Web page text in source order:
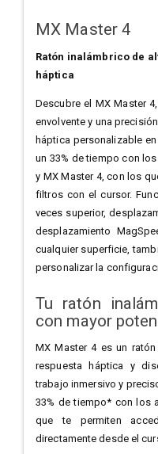
MX Master 4
Ratón inalámbrico de
háptica
Descubre el MX Master
envolvente y una
háptica personalizable
un 33% de tiempo con
y MX Master 4, con los
filtros con el cursor.
veces superior,
desplazamiento
cualquier superficie,
personalizar la
Tu ratón
con mayor
MX Master 4 es un
respuesta háptica y
trabajo inmersivo y
33% de tiempo* con los
que te permiten
directamente desde el